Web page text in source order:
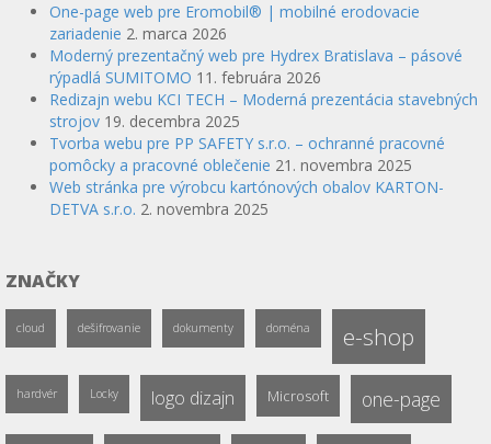
One-page web pre Eromobil® | mobilné erodovacie
zariadenie 2. marca 2026
Moderný prezentačný web pre Hydrex Bratislava – pásové
rýpadlá SUMITOMO 11. februára 2026
Redizajn webu KCI TECH – Moderná prezentácia stavebných
strojov 19. decembra 2025
Tvorba webu pre PP SAFETY s.r.o. – ochranné pracovné
pomôcky a pracovné oblečenie 21. novembra 2025
Web stránka pre výrobcu kartónových obalov KARTON-
DETVA s.r.o. 2. novembra 2025
ZNAČKY
cloud dešifrovanie dokumenty doména e-shop
hardvér Locky logo dizajn Microsoft one-page